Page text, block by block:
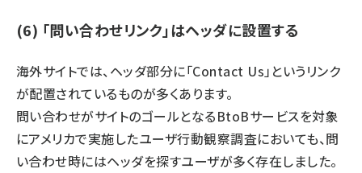
(6) 「問い合わせリンク」はヘッダに設置する
海外サイトでは、ヘッダ部分に「Contact Us」というリンク
が配置されているものが多くあります。
問い合わせがサイトのゴールとなるBtoBサービスを対象
にアメリカで実施したユーザ行動観察調査においても、問
い合わせ時にはヘッダを探すユーザが多く存在しました。